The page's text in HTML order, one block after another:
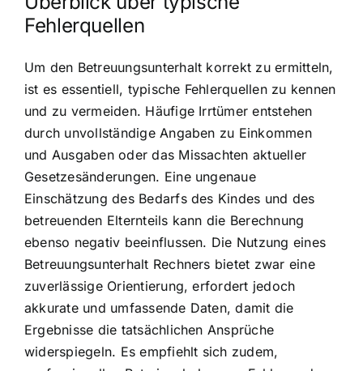
Fehlerquellen
Um den Betreuungsunterhalt korrekt zu ermitteln,
ist es essentiell, typische Fehlerquellen zu kennen
und zu vermeiden. Häufige Irrtümer entstehen
durch unvollständige Angaben zu Einkommen
und Ausgaben oder das Missachten aktueller
Gesetzesänderungen. Eine ungenaue
Einschätzung des Bedarfs des Kindes und des
betreuenden Elternteils kann die Berechnung
ebenso negativ beeinflussen. Die Nutzung eines
Betreuungsunterhalt Rechners bietet zwar eine
zuverlässige Orientierung, erfordert jedoch
akkurate und umfassende Daten, damit die
Ergebnisse die tatsächlichen Ansprüche
widerspiegeln. Es empfiehlt sich zudem,